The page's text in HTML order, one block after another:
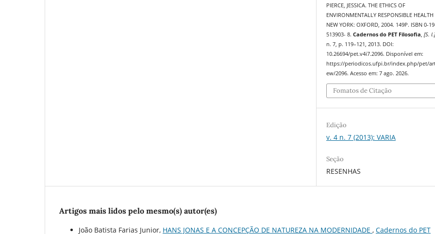
PIERCE, JESSICA. THE ETHICS OF
ENVIRONMENTALLY RESPONSIBLE HEALTH
NEW YORK: OXFORD, 2004. 149P. ISBN 0-
513903- 8.Cadernos do PET Filosofia,[S.
n. 7, p. 119–121, 2013. DOI:
10.26694/pet.v4i7.2096. Disponível em:
https://periodicos.ufpi.br/index.php/pet/
ew/2096. Acesso em: 7 ago. 2026.
Fomatos de Citação
Edição
v. 4 n. 7 (2013): VARIA
Seção
RESENHAS
Artigos mais lidos pelo mesmo(s) autor(es)
João Batista Farias Junior, HANS JONAS E A CONCEPÇÃO DE NATUREZA NA MODERNIDADE , Cadernos do PET